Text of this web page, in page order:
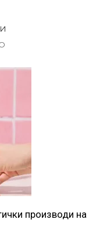
производи на